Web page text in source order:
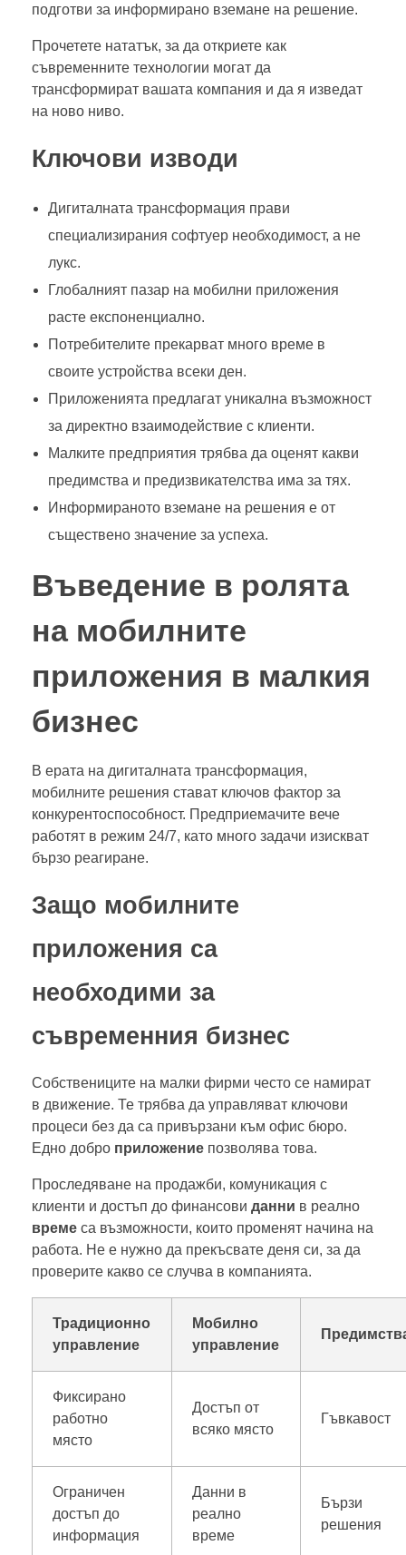
подготви за информирано вземане на решение.
Прочетете нататък, за да откриете как
съвременните технологии могат да
трансформират вашата компания и да я изведат
на ново ниво.
Ключови изводи
Дигиталната трансформация прави
специализирания софтуер необходимост, а не
лукс.
Глобалният пазар на мобилни приложения
расте експоненциално.
Потребителите прекарват много време в
своите устройства всеки ден.
Приложенията предлагат уникална възможност
за директно взаимодействие с клиенти.
Малките предприятия трябва да оценят какви
предимства и предизвикателства има за тях.
Информираното вземане на решения е от
съществено значение за успеха.
Въведение в ролята
на мобилните
приложения в малкия
бизнес
В ерата на дигиталната трансформация,
мобилните решения стават ключов фактор за
конкурентоспособност. Предприемачите вече
работят в режим 24/7, като много задачи изискват
бързо реагиране.
Защо мобилните
приложения са
необходими за
съвременния бизнес
Собствениците на малки фирми често се намират
в движение. Те трябва да управляват ключови
процеси без да са привързани към офис бюро.
Едно добро приложение позволява това.
Проследяване на продажби, комуникация с
клиенти и достъп до финансови данни в реално
време са възможности, които променят начина на
работа. Не е нужно да прекъсвате деня си, за да
проверите какво се случва в компанията.
Традиционно
управление
Мобилно
управление
Фиксирано
работно
място
Достъп от
всяко място
Гъвкавост
Ограничен
достъп до
информация
Данни в
реално
време
Бързи
решения